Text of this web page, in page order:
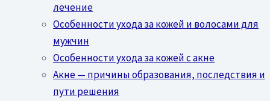
лечение
Особенности ухода за кожей и волосами для
мужчин
Особенности ухода за кожей с акне
Акне — причины образования, последствия и
пути решения